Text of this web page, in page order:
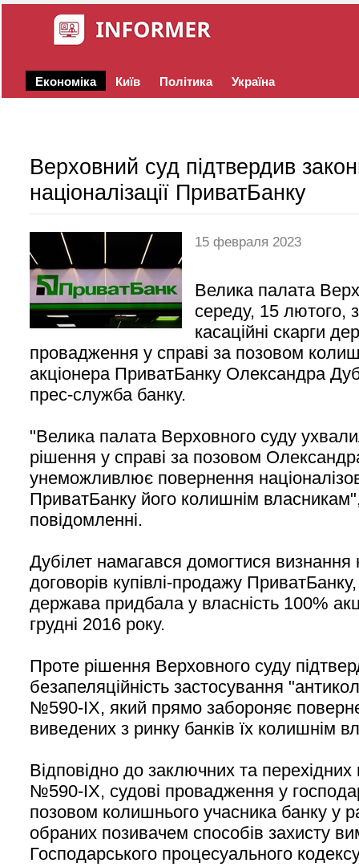
Економіка Київ Політика Україна
Верховний суд підтвердив
націоналізації ПриватБанку
15 февраля 2023
Велика палата
середу, 15 лютого,
касаційні скарги
провадження у справі за позовом
акціонера ПриватБанку Олександра
прес-служба банку.
"Велика палата Верховного суду
рішення у справі за позовом
унеможливлює повернення
ПриватБанку його колишнім
повідомленні.
Дубілет намагався домогтися визнання
договорів купівлі-продажу
держава придбала у власність 100%
грудні 2016 року.
Проте рішення Верховного суду
безапеляційність застосування
№590-ІХ, який прямо забороняє
виведених з ринку банків їх колишнім
Відповідно до заключних та
№590-ІХ, судові провадження у
позовом колишнього учасника банку у
обраних позивачем способів захисту
Господарського процесуального